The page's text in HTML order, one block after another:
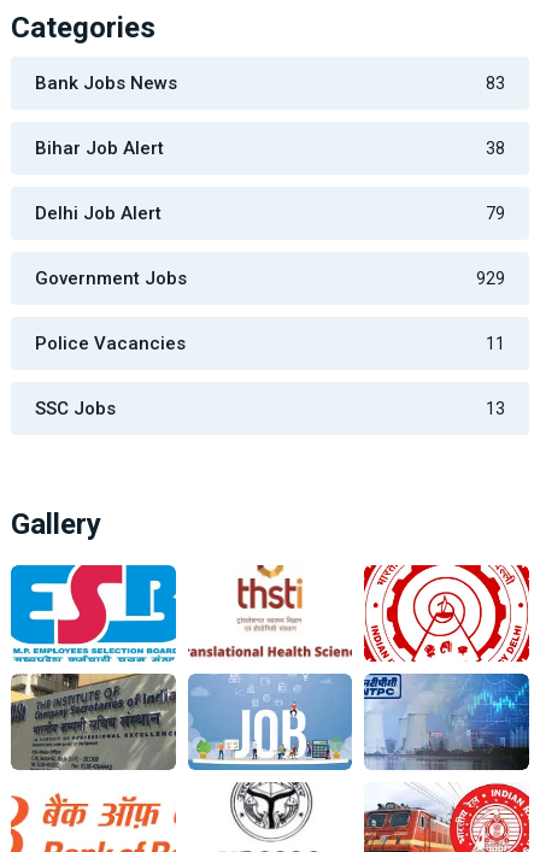
Categories
Bank Jobs News 83
Bihar Job Alert 38
Delhi Job Alert 79
Government Jobs 929
Police Vacancies 11
SSC Jobs 13
Gallery